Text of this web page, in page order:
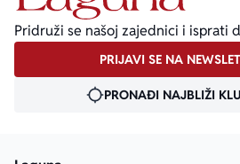
Pridruži se našoj zajednici i isprati
PRIJAVI SE NA
PRONAĐI NAJBLIŽI